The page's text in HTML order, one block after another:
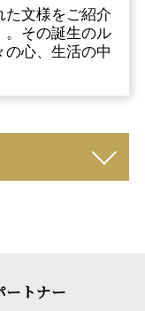
た文様をご紹介
。その誕生のル
の心、生活の中
ートナー